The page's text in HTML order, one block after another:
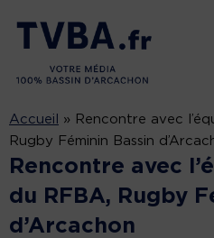
Accueil » Rencontre avec
Rugby Féminin Bassin
Rencontre avec
du RFBA, Rugby
d’Arcachon